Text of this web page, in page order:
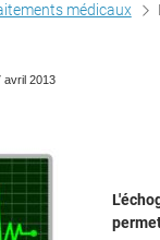
médicaux
avril 2013